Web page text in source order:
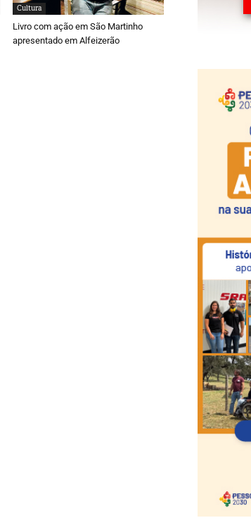
Cultura
Livro com ação em São Martinho
apresentado em Alfeizerão